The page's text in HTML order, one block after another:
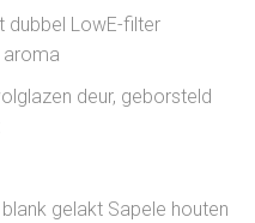
dubbel LowE-filter
aroma
deur, geborsteld
gelakt Sapele houten